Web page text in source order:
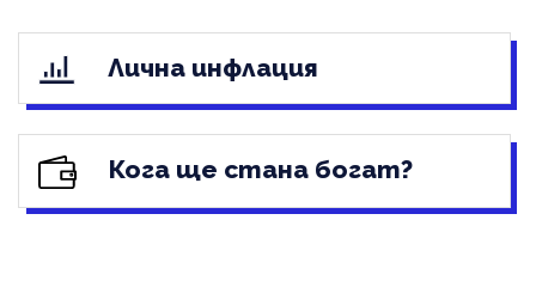
Лична инфлация
Кога ще стана богат?